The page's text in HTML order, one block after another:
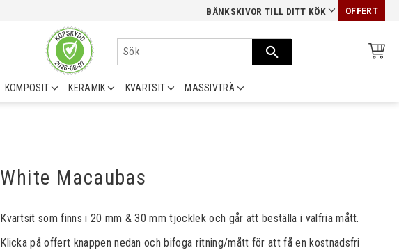
BÄNKSKIVOR TILL DITT KÖK OFFERT
KOMPOSIT KERAMIK KVARTSIT MASSIVTRÄ
White Macaubas
Kvartsit som finns i 20 mm & 30 mm tjocklek och går att beställa i valfria mått.​​​
Klicka på offert knappen nedan och bifoga ritning/mått för att få en kostnadsfri